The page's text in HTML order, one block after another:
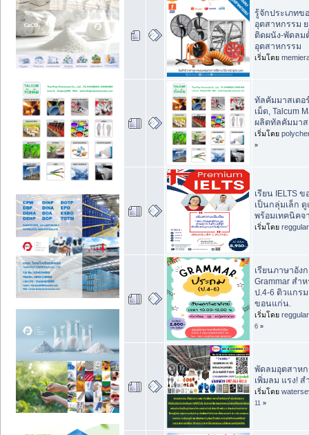
รู้จักประเภทข
อุตสาหกรรม
ติดผนัง-พัดลม
อุตสาหกรรม
เริ่มโดย
ทัลคัมมาสเต
เม็ด, Talcum
ผลิตทัลคัมมาส
เริ่มโดย
»
เรียน IELTS
เป็นกลุ่มเล็ก
พร้อมเทคนิคจ
เริ่มโดย
เรียนภาษาอัง
Grammar สำ
ป.4-6 ติวแกร
ขอนแก่น.
เริ่มโดย
6 »
พัดลมอุตสาห
เพิ่มลม แรง! ส
เริ่มโดย
11 »